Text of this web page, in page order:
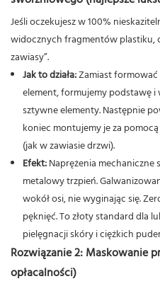
Jeśli oczekujesz w 100%
widocznych fragmentów plastiku,
zawiasy”.
Jak to działa:Zamiast formować
element, formujemy podstawę
sztywne elementy. Następnie
koniec montujemy je za
(jak w zawiasie drzwi).
Efekt:Naprężenia mechaniczne
metalowy trzpień.
wokół osi, nie wyginając się.
pęknięć. To złoty standard dla
pielęgnacji skóry i ciężkich
Rozwiązanie 2: Maskowanie
opłacalności)